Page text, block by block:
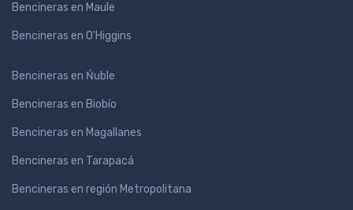
Bencineras en Maule
Bencineras en O'Higgins
Bencineras en Ńuble
Bencineras en Biobío
Bencineras en Magallanes
Bencineras en Tarapacá
Bencineras en región Metropolitana